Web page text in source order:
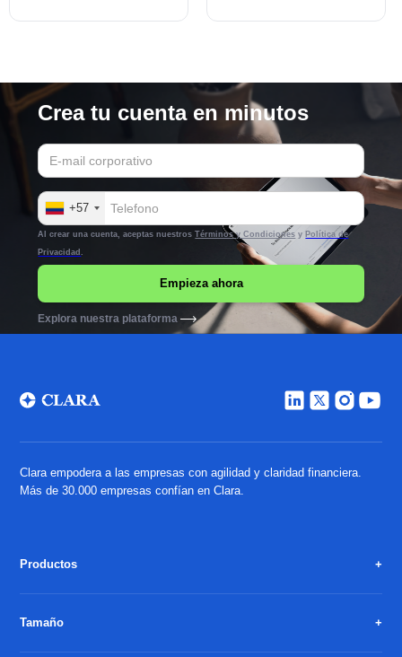
Crea tu cuenta en minutos
+57
Al crear una cuenta, aceptas nuestrosTérminos y Condiciones y Política de
Privacidad
Explora nuestra plataforma
Clara empodera a las empresas con agilidad y claridad financiera.
Más de 30.000 empresas confían en Clara.
Productos
Tamaño